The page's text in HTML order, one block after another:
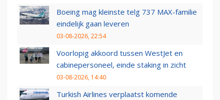
Boeing mag kleinste telg 737 MAX-familie
eindelijk gaan leveren
03-08-2026, 22:54
Voorlopig akkoord tussen WestJet en
cabinepersoneel, einde staking in zicht
03-08-2026, 14:40
Turkish Airlines verplaatst komende